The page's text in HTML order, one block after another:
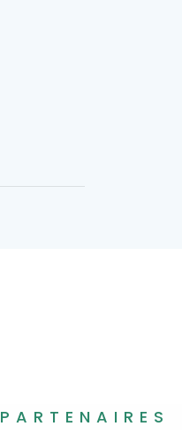
PARTENAIRES